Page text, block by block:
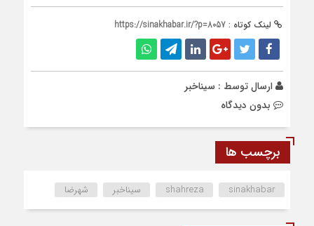
لینک کوتاه : https://sinakhabar.ir/?p=8057
ارسال توسط : سیناخبر
بدون دیدگاه
برچسب ها
shahreza sinakhabar سیناخبر شهرضا